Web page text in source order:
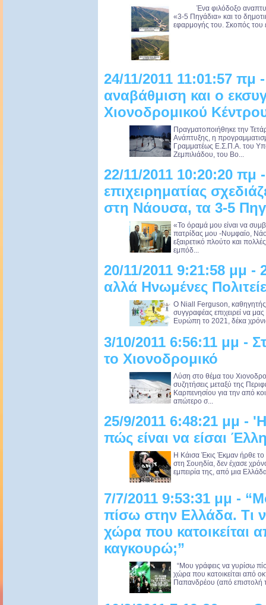
Ένα φιλόδοξο
«3-5 Πηγάδια» και το
εφαρμογής του. Σκοπός του
24/11/2011 11:01:57 πμ
αναβάθμιση και ο
Χιονοδρομικού
Πραγματοποιήθηκε την
Ανάπτυξης, η
Γραμματέως Ε.Σ.Π.Α. του
Ζεμπιλιάδου, του Βο...
22/11/2011 10:20:20 πμ
επιχειρηματίας
στη Νάουσα, τα 3-5
«Το όραμά μου είναι να
πατρίδας μου -Νυμφαίο,
εξαιρετικό πλούτο και
εμπόδ...
20/11/2011 9:21:58 μμ -
αλλά Ηνωμένες
Ο Niall Ferguson, καθηγητής
συγγραφέας επιχειρεί να
Ευρώπη το 2021, δέκα
3/10/2011 6:56:11 μμ -
το Χιονοδρομικό
Λύση στο θέμα του
συζητήσεις μεταξύ της
Καρπενησίου για την από
απώτερο σ...
25/9/2011 6:48:21 μμ -
πώς είναι να είσαι
Η Κάισα Έκις Έκμαν ήρθε το
στη Σουηδία, δεν έχασε
εμπειρία της, από μια
7/7/2011 9:53:31 μμ -
πίσω στην Ελλάδα. Τι
χώρα που κατοικείται
καγκουρώ;”
“Μου γράφεις να γυρίσω
χώρα που κατοικείται από
Παπανδρέου (από επιστολή